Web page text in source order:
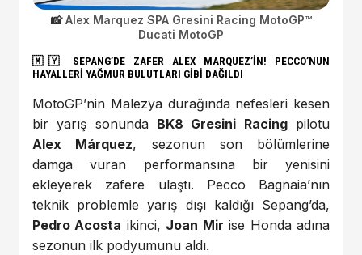
Alex Marquez SPA Gresini Racing MotoGP™
Ducati MotoGP
🇲🇾 SEPANG’DE ZAFER ALEX MARQUEZ’İN! PECCO’NUN
HAYALLERİ YAĞMUR BULUTLARI GİBİ DAĞILDI
MotoGP’nin Malezya durağında nefesleri kesen
bir yarış sonunda BK8 Gresini Racingpilotu
Alex Márquez, sezonun son bölümlerine
damga vuran performansına bir yenisini
ekleyerek zafere ulaştı. Pecco Bagnaia’nın
teknik problemle yarış dışı kaldığı Sepang’da,
Pedro Acosta ikinci, Joan Mir ise Honda adına
sezonun ilk podyumunu aldı.